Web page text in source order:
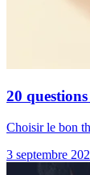
20
Choisir le bon
3 septembre